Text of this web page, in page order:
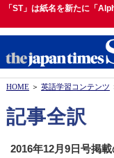
「ST」は紙名を新たに「
「ST」は紙名を新たに「
HOME＞ 英語学習コンテンツ
記事全訳
2016年12月9日号掲